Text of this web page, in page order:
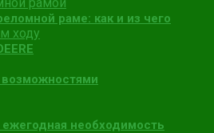
раме: как и из чего
возможностями
необходимость